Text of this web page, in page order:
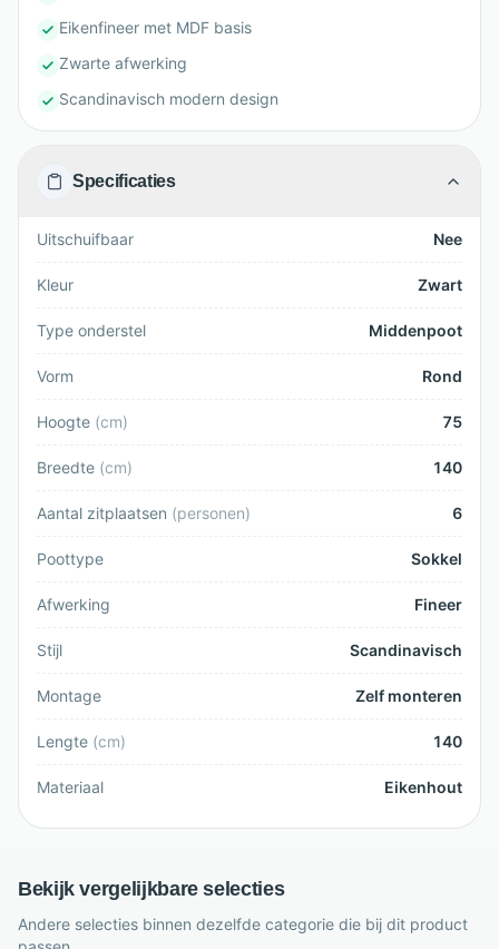
Eikenfineer met MDF basis
Zwarte afwerking
Scandinavisch modern design
Specificaties
Uitschuifbaar Nee
Kleur Zwart
Type onderstel Middenpoot
Vorm Rond
Hoogte (cm) 75
Breedte (cm) 140
Aantal zitplaatsen (personen) 6
Poottype Sokkel
Afwerking Fineer
Stijl Scandinavisch
Montage Zelf monteren
Lengte (cm) 140
Materiaal Eikenhout
Bekijk vergelijkbare selecties
Andere selecties binnen dezelfde categorie die bij dit product